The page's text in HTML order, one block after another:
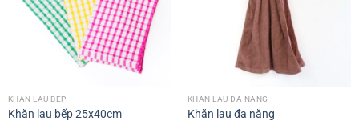
KHĂN LAU BẾP
Khăn lau bếp 25x40cm
KHĂN LAU ĐA NĂNG
Khăn lau đa năng